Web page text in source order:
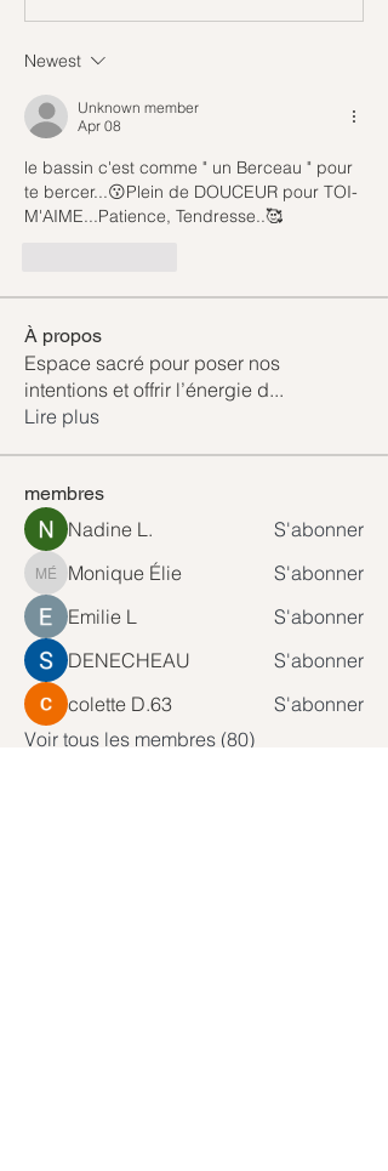
Newest
Unknown member
Apr 08
le bassin c'est comme " un Berceau " pour
te bercer...😗Plein de DOUCEUR pour TOI-
M'AIME...Patience, Tendresse..🥰
À propos
Espace sacré pour poser nos
intentions et offrir l’énergie d...
Lire plus
membres
Nadine L. S'abonner
Monique Élie
Monique Élie
S'abonner
Emilie L
S'abonner
DENECHEAU
S'abonner
colette D.63
S'abonner
Voir tous les membres (80)